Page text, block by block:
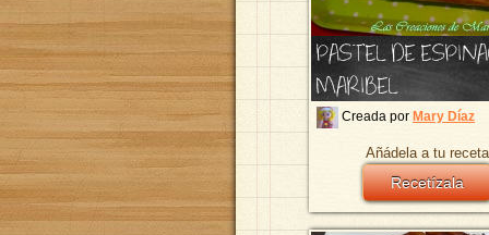
PASTEL DE
MARIBEL
Creada por Mary Díaz
Añádela a tu
Recetízala